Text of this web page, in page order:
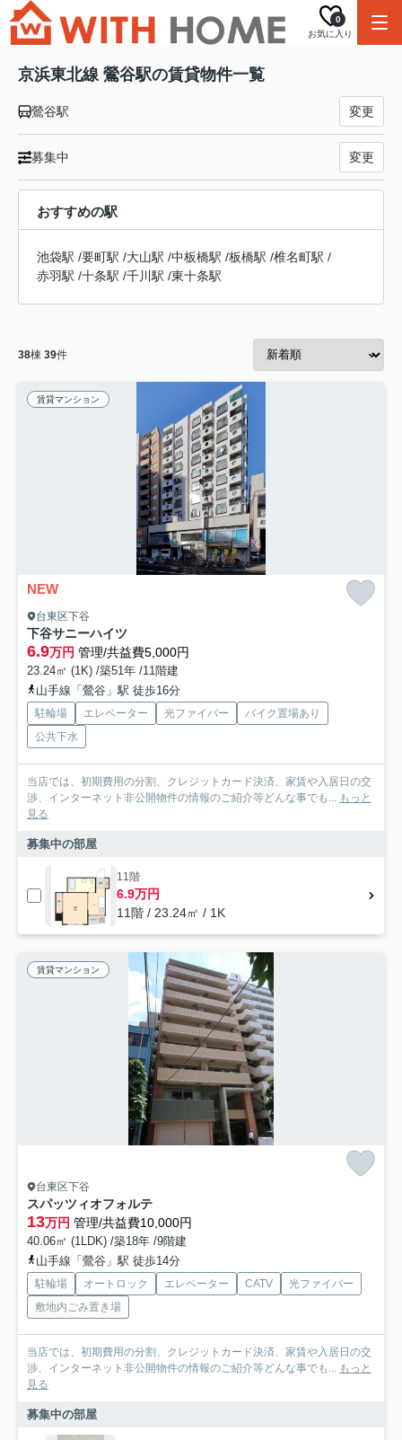
お気に入り
0
京浜東北線 鶯谷駅の賃貸物件一覧
鶯谷駅 変更
募集中 変更
おすすめの駅
池袋駅 /要町駅 /大山駅 /中板橋駅 /板橋駅 /椎名町駅 /
赤羽駅 /十条駅 /千川駅 /東十条駅
38棟 39件
賃貸マンション
NEW
台東区下谷
下谷サニーハイツ
6.9万円 管理/共益費5,000円
23.24㎡ (1K) /築51年 /11階建
山手線「鶯谷」駅 徒歩16分
駐輪場 エレベーター 光ファイバー
バイク置場あり
公共下水
当店では、初期費用の分割、クレジットカード決済、家賃や入居日の交
渉、インターネット非公開物件の情報のご紹介等どんな事でも... もっと
見る
募集中の部屋
11階
6.9万円
11階 / 23.24㎡ / 1K
賃貸マンション
台東区下谷
スパッツィオフォルテ
13万円 管理/共益費10,000円
40.06㎡ (1LDK) /築18年 /9階建
山手線「鶯谷」駅 徒歩14分
駐輪場 オートロック エレベーター CATV
光ファイバー
敷地内ごみ置き場
当店では、初期費用の分割、クレジットカード決済、家賃や入居日の交
渉、インターネット非公開物件の情報のご紹介等どんな事でも... もっと
見る
募集中の部屋